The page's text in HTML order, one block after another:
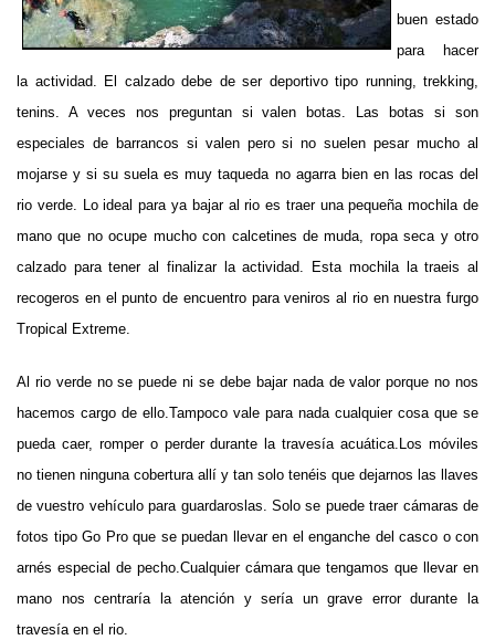
buen estado
para hacer
la actividad. El calzado debe de ser deportivo tipo running, trekking,
tenins. A veces nos preguntan si valen botas. Las botas si son
especiales de barrancos si valen pero si no suelen pesar mucho al
mojarse y si su suela es muy taqueda no agarra bien en las rocas del
rio verde. Lo ideal para ya bajar al rio es traer una pequeña mochila de
mano que no ocupe mucho con calcetines de muda, ropa seca y otro
calzado para tener al finalizar la actividad. Esta mochila la traeis al
recogeros en el punto de encuentro para veniros al rio en nuestra furgo
Tropical Extreme.
Al rio verde no se puede ni se debe bajar nada de valor porque no nos
hacemos cargo de ello.Tampoco vale para nada cualquier cosa que se
pueda caer, romper o perder durante la travesía acuática.Los móviles
no tienen ninguna cobertura allí y tan solo tenéis que dejarnos las llaves
de vuestro vehículo para guardaroslas. Solo se puede traer cámaras de
fotos tipo Go Pro que se puedan llevar en el enganche del casco o con
arnés especial de pecho.Cualquier cámara que tengamos que llevar en
mano nos centraría la atención y sería un grave error durante la
travesía en el rio.